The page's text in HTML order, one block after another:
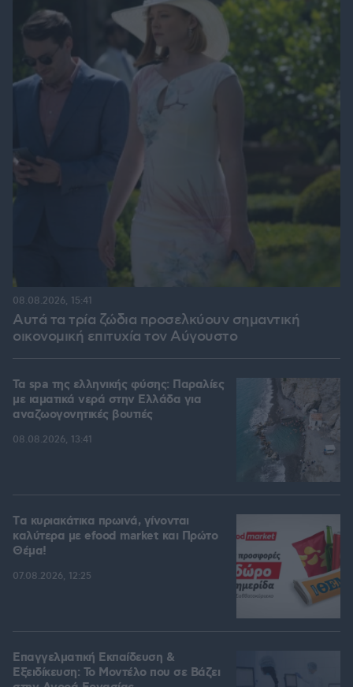
Αυτά τα τρία ζώδια προσελκύουν σημαντική
οικονομική επιτυχία τον Αύγουστο
08.08.2026, 15:41
Τα spa της ελληνικής φύσης: Παραλίες
με ιαματικά νερά στην Ελλάδα για
αναζωογονητικές βουτιές
08.08.2026, 13:41
Tα κυριακάτικα πρωινά, γίνονται
καλύτερα με efood market και Πρώτο
Θέμα!
07.08.2026, 12:25
Επαγγελματική Εκπαίδευση &
Εξειδίκευση: Το Mοντέλο που σε Bάζει